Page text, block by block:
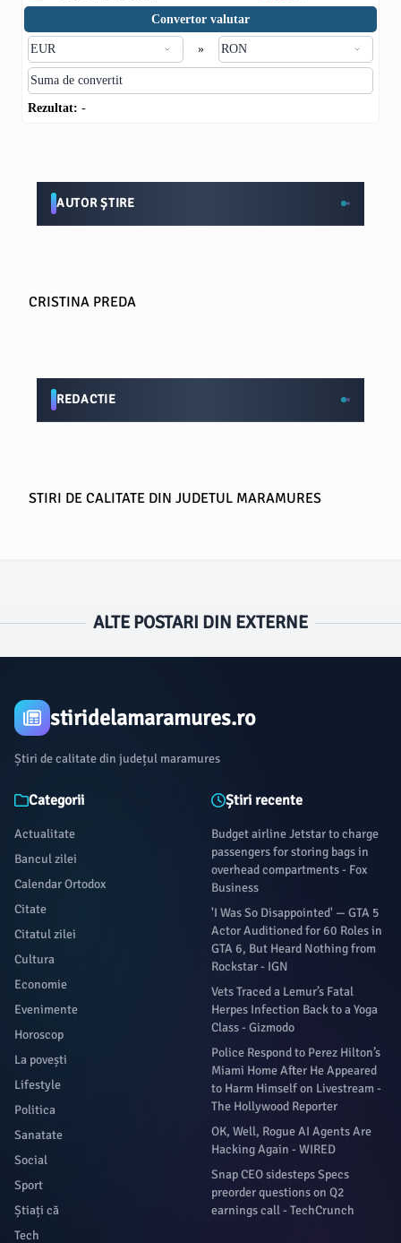
Convertor valutar
»
Rezultat: -
AUTOR ȘTIRE
CRISTINA PREDA
REDACTIE
STIRI DE CALITATE DIN JUDETUL MARAMURES
ALTE POSTARI DIN EXTERNE
stiridelamaramures.ro
Știri de calitate din județul maramures
Categorii
Actualitate
Bancul zilei
Calendar Ortodox
Citate
Citatul zilei
Cultura
Economie
Evenimente
Horoscop
La povești
Lifestyle
Politica
Sanatate
Social
Sport
Știați că
Tech
Știri recente
Budget airline Jetstar to charge
passengers for storing bags in
overhead compartments - Fox
Business
'I Was So Disappointed' — GTA 5
Actor Auditioned for 60 Roles in
GTA 6, But Heard Nothing from
Rockstar - IGN
Vets Traced a Lemur’s Fatal
Herpes Infection Back to a Yoga
Class - Gizmodo
Police Respond to Perez Hilton’s
Miami Home After He Appeared
to Harm Himself on Livestream -
The Hollywood Reporter
OK, Well, Rogue AI Agents Are
Hacking Again - WIRED
Snap CEO sidesteps Specs
preorder questions on Q2
earnings call - TechCrunch